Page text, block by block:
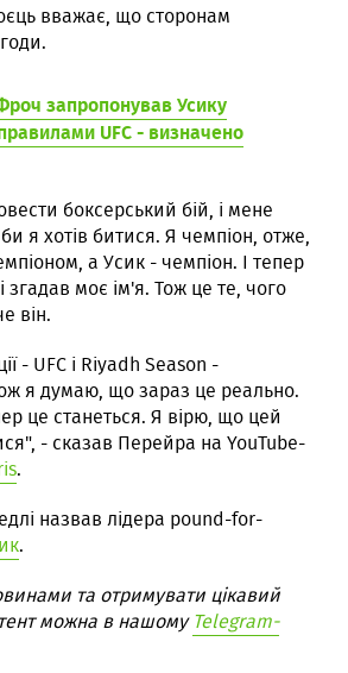
вважає, що сторонам
запропонував Усику
UFC - визначено
боксерський бій, і мене
я хотів битися. Я чемпіон, отже,
а Усик - чемпіон. І тепер
згадав моє ім'я. Тож це те, чого
він.
- UFC і Riyadh Season -
я думаю, що зараз це реально.
це станеться. Я вірю, що цей
- сказав Перейра на YouTube-
.
назвав лідера pound-for-
.
та отримувати цікавий
можна в нашомуTelegram-